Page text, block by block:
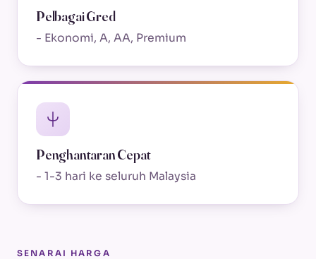
Pelbagai Gred
- Ekonomi, A, AA, Premium
Penghantaran Cepat
- 1-3 hari ke seluruh Malaysia
SENARAI HARGA